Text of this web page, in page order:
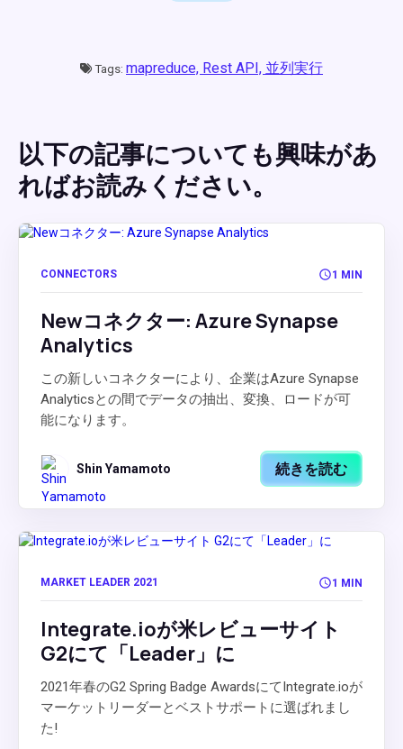
Tags: mapreduce, Rest API, 並列実行
以下の記事についても興味があ
ればお読みください。
CONNECTORS 1 MIN
Newコネクター: Azure Synapse
Analytics
この新しいコネクターにより、企業はAzure Synapse
Analyticsとの間でデータの抽出、変換、ロードが可
能になります。
Shin Yamamoto 続きを読む
MARKET LEADER 2021 1 MIN
Integrate.ioが米レビューサイト
G2にて「Leader」に
2021年春のG2 Spring Badge AwardsにてIntegrate.ioが
マーケットリーダーとベストサポートに選ばれまし
た!